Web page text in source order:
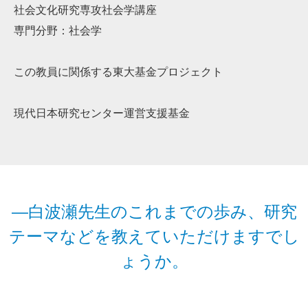
社会文化研究専攻社会学講座
専門分野：社会学
この教員に関係する東大基金プロジェクト
現代日本研究センター運営支援基金
―白波瀬先生のこれまでの歩み、研究
テーマなどを教えていただけますでし
ょうか。